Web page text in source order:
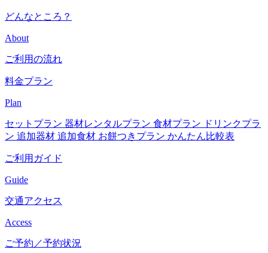
どんなところ？
About
ご利用の流れ
料金プラン
Plan
セットプラン 器材レンタルプラン 食材プラン ドリンクプラ
ン 追加器材 追加食材 お餅つきプラン かんたん比較表
ご利用ガイド
Guide
交通アクセス
Access
ご予約／予約状況